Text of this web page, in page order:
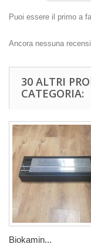
Puoi essere il primo a
Ancora nessuna
30 ALTRI
CATEGORIA:
Biokamin...